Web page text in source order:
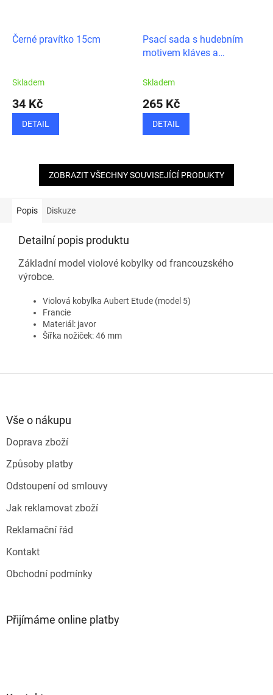
Černé pravítko 15cm
Skladem
34 Kč
DETAIL
Psací sada s hudebním
motivem kláves a
Skladem
265 Kč
DETAIL
ZOBRAZIT VŠECHNY SOUVISEJÍCÍ PRODUKTY
Popis Diskuze
Detailní popis produktu
Základní model violové kobylky od francouzského
výrobce.
Violová kobylka Aubert Etude (model 5)
Francie
Materiál: javor
Šířka nožiček: 46 mm
Vše o nákupu
Doprava zboží
Způsoby platby
Odstoupení od smlouvy
Jak reklamovat zboží
Reklamační řád
Kontakt
Obchodní podmínky
Přijímáme online platby